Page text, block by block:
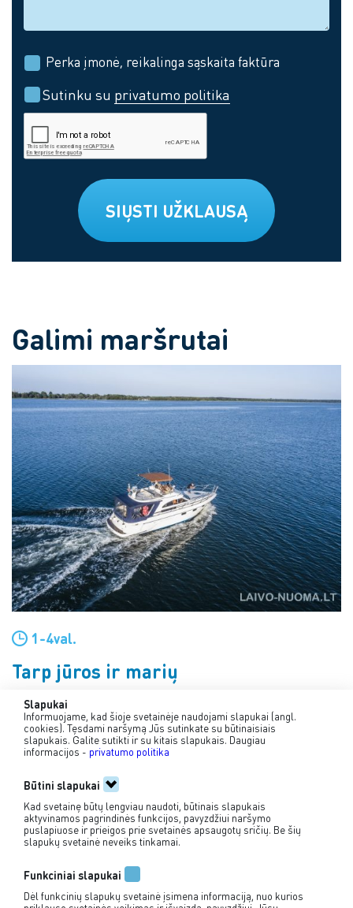
Perka įmonė, reikalinga sąskaita faktūra
Sutinku su privatumo politika
SIŲSTI UŽKLAUSĄ
Galimi maršrutai
1-4val.
Tarp jūros ir marių
Klaipėda→
info@jovila.lt
Slapukai
Informuojame, kad šioje svetainėje naudojami slapukai (angl.
cookies). Tęsdami naršymą Jūs sutinkate su būtinaisiais
slapukais. Galite sutikti ir su kitais slapukais. Daugiau
informacijos - privatumo politika
Būtini slapukai
Kad svetainę būtų lengviau naudoti, būtinais slapukais
aktyvinamos pagrindinės funkcijos, pavyzdžiui naršymo
puslapiuose ir prieigos prie svetainės apsaugotų sričių. Be šių
slapukų svetainė neveiks tinkamai.
Funkciniai slapukai
Dėl funkcinių slapukų svetainė įsimena informaciją, nuo kurios